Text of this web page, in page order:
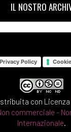
IL NOSTRO
Privacy Policy
con Licenza
commerciale -
Internazionale.